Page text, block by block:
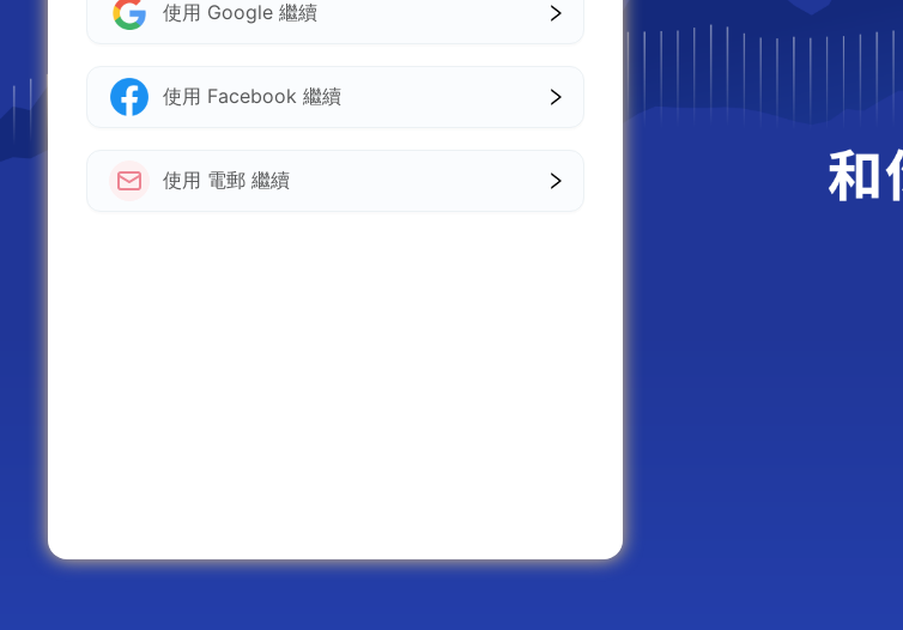
使用 Google 繼續
使用 Facebook 繼續
使用 電郵 繼續